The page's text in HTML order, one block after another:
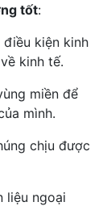
tốt:
kiện kinh
kinh tế.
miền để
mình.
chịu được
liệu ngoại